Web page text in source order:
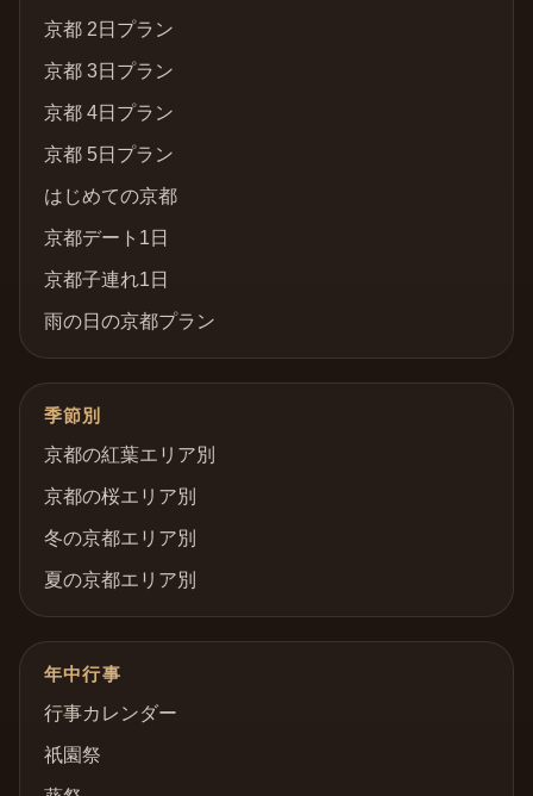
京都 2日プラン
京都 3日プラン
京都 4日プラン
京都 5日プラン
はじめての京都
京都デート1日
京都子連れ1日
雨の日の京都プラン
季節別
京都の紅葉エリア別
京都の桜エリア別
冬の京都エリア別
夏の京都エリア別
年中行事
行事カレンダー
祇園祭